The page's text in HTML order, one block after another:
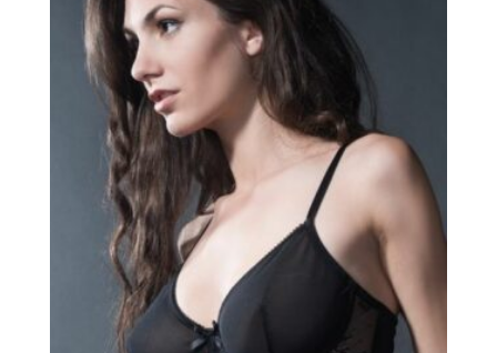
prix
décroissant